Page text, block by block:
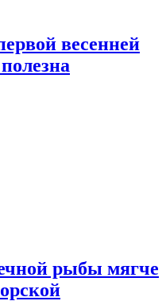
весенней
рыбы мягче